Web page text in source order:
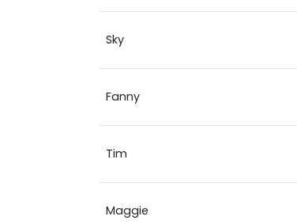
Sky
Fanny
Tim
Maggie